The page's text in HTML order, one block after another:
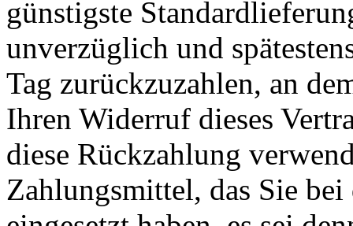
günstigste
unverzüglich und
Tag zurückzuzahlen, an
Ihren Widerruf dieses
diese Rückzahlung
Zahlungsmittel, das Sie